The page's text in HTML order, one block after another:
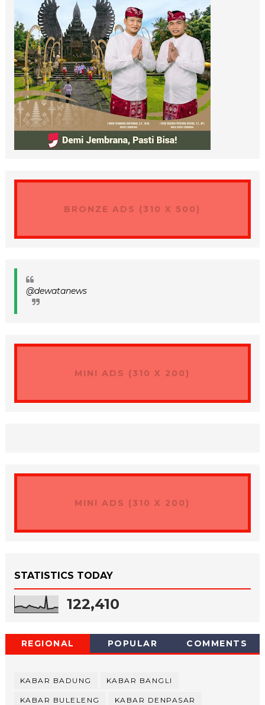
BRONZE ADS (310 X 500)
@dewatanews
MINI ADS (310 X 200)
MINI ADS (310 X 200)
STATISTICS TODAY
122,410
REGIONAL POPULAR COMMENTS
KABAR BADUNG KABAR BANGLI
KABAR BULELENG KABAR DENPASAR